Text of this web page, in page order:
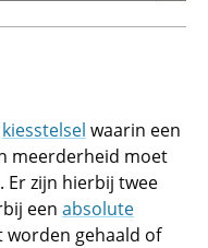
kiesstelsel waarin een
meerderheid moet
Er zijn hierbij twee
een absolute
worden gehaald of